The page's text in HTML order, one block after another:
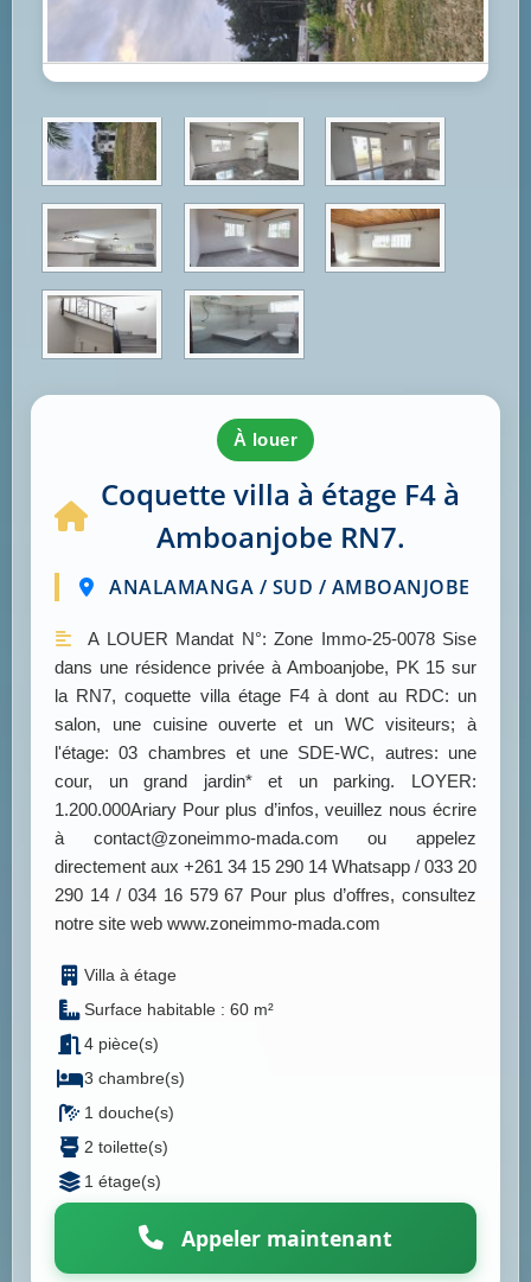
à louer
Coquette villa à étage F4 à
Amboanjobe RN7.
ANALAMANGA / SUD / AMBOANJOBE
A LOUER Mandat N°: Zone Immo-25-0078 Sise
dans une résidence privée à Amboanjobe, PK 15 sur
la RN7, coquette villa étage F4 à dont au RDC: un
salon, une cuisine ouverte et un WC visiteurs; à
l'étage: 03 chambres et une SDE-WC, autres: une
cour, un grand jardin* et un parking. LOYER:
1.200.000Ariary Pour plus d’infos, veuillez nous écrire
à contact@zoneimmo-mada.com ou appelez
directement aux +261 34 15 290 14 Whatsapp / 033 20
290 14 / 034 16 579 67 Pour plus d’offres, consultez
notre site web www.zoneimmo-mada.com
Villa à étage
Surface habitable : 60 m²
4 pièce(s)
3 chambre(s)
1 douche(s)
2 toilette(s)
1 étage(s)
Appeler maintenant